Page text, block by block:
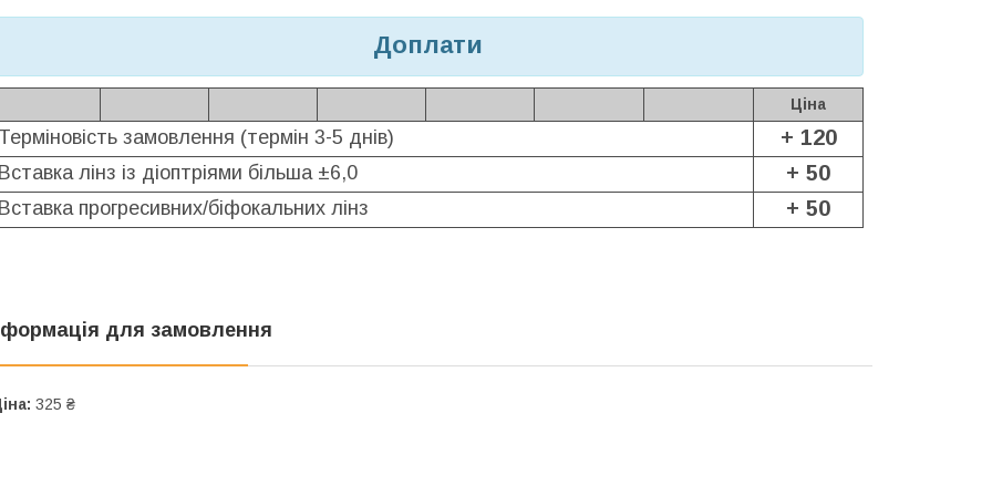
Доплати
Ціна
замовлення (термін 3-5 днів) + 120
лінз із діоптріями більша ±6,0 + 50
прогресивних/біфокальних лінз + 50
для замовлення
325 ₴